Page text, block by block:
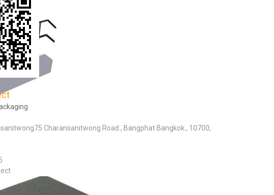
Charansanitwong Road., Bangphat Bangkok., 10700,